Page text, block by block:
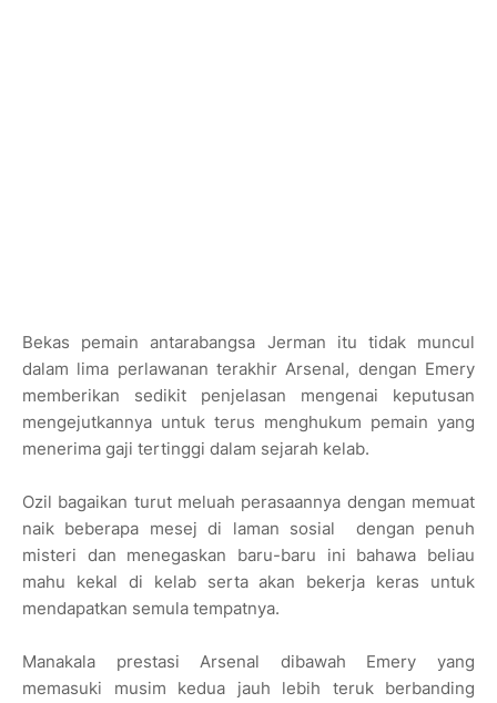
Bekas pemain antarabangsa Jerman itu tidak muncul
dalam lima perlawanan terakhir Arsenal, dengan Emery
memberikan sedikit penjelasan mengenai keputusan
mengejutkannya untuk terus menghukum pemain yang
menerima gaji tertinggi dalam sejarah kelab.
Ozil bagaikan turut meluah perasaannya dengan memuat
naik beberapa mesej di laman sosial dengan penuh
misteri dan menegaskan baru-baru ini bahawa beliau
mahu kekal di kelab serta akan bekerja keras untuk
mendapatkan semula tempatnya.
Manakala prestasi Arsenal dibawah Emery yang
memasuki musim kedua jauh lebih teruk berbanding